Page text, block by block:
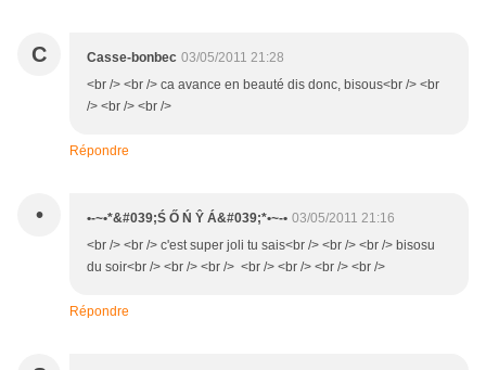
C Casse-bonbec 03/05/2011 21:28
<br /> <br /> ca avance en beauté dis donc, bisous<br /> <br
/> <br /> <br />
Répondre
• •-~•*&#039;Ś Ő Ń Ŷ Á&#039;*•~-• 03/05/2011 21:16
<br /> <br /> c'est super joli tu sais<br /> <br /> <br /> bisosu
du soir<br /> <br /> <br /> <br /> <br /> <br /> <br />
Répondre